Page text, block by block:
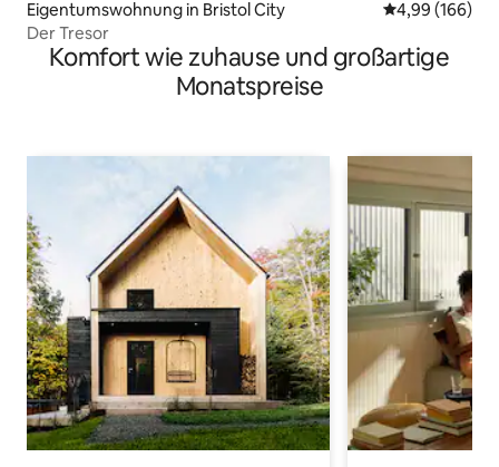
Eigentumswohnung in Bristol City
4,99 (166)
Der Tresor
Komfort wie zuhause und großartige
Monatspreise